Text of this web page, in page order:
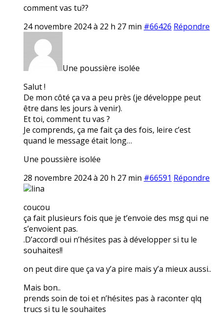
comment vas tu??
24 novembre 2024 à 22 h 27 min #66426 Répondre
Une poussière isolée
Salut !
De mon côté ça va a peu près (je développe peut
être dans les jours à venir).
Et toi, comment tu vas ?
Je comprends, ça me fait ça des fois, leire c’est
quand le message était long…
Une poussière isolée
28 novembre 2024 à 20 h 27 min #66591 Répondre
lina
coucou
ça fait plusieurs fois que je t’envoie des msg qui ne
s’envoient pas.
.D’accord! oui n’hésites pas à développer si tu le
souhaites!!
on peut dire que ça va y’a pire mais y’a mieux aussi..
Mais bon..
prends soin de toi et n’hésites pas à raconter qlq
trucs si tu le souhaites